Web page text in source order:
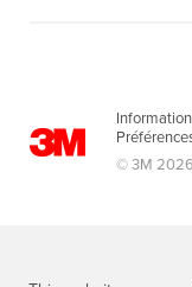
© 3M